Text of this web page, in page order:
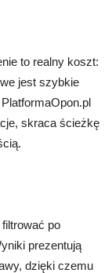
to realny koszt:
jest szybkie
skraca ścieżkę
po
prezentują
dzięki czemu